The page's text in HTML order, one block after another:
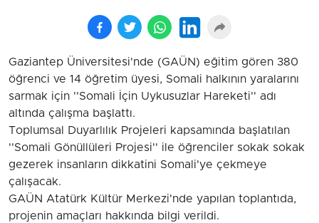
Gaziantep Üniversitesi'nde (GAÜN) eğitim gören 380
öğrenci ve 14 öğretim üyesi, Somali halkının yaralarını
sarmak için ''Somali İçin Uykusuzlar Hareketi'' adı
altında çalışma başlattı.
Toplumsal Duyarlılık Projeleri kapsamında başlatılan
''Somali Gönüllüleri Projesi'' ile öğrenciler sokak sokak
gezerek insanların dikkatini Somali'ye çekmeye
çalışacak.
GAÜN Atatürk Kültür Merkezi'nde yapılan toplantıda,
projenin amaçları hakkında bilgi verildi.